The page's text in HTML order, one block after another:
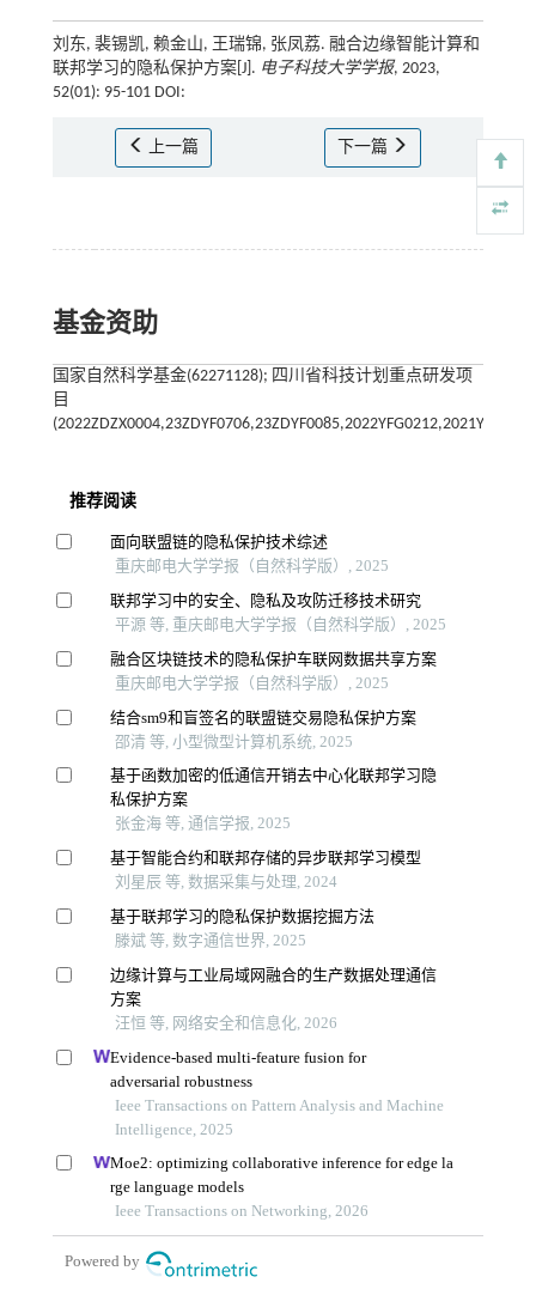
刘东, 裴锡凯, 赖金山, 王瑞锦, 张凤荔. 融合边缘智能计算和
联邦学习的隐私保护方案[J]. 电子科技大学学报, 2023,
52(01): 95-101 DOI:
上一篇 下一篇
基金资助
国家自然科学基金(62271128); 四川省科技计划重点研发项
目